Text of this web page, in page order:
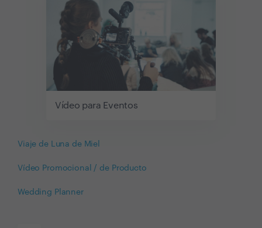
Vídeo para Eventos
Viaje de Luna de Miel
Vídeo Promocional / de Producto
Wedding Planner